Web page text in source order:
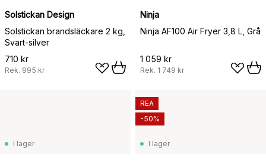
Solstickan Design
Solstickan brandsläckare 2 kg,
Svart-silver
710 kr
Rek. 995 kr
Ninja
Ninja AF100 Air Fryer 3,8 L, Grå
1 059 kr
Rek. 1 749 kr
I lager I lager
REA
-50%